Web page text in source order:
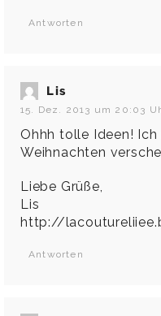
Antworten
Lis
15. Dez. 2013 um 20:03
Ohhh tolle Ideen!
Weihnachten
Liebe Grüße,
Lis
http://
Antworten